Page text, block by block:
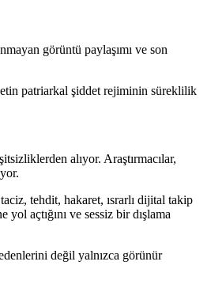
görüntü paylaşımı ve son
patriarkal şiddet rejiminin süreklilik
alıyor. Araştırmacılar,
tehdit, hakaret, ısrarlı dijital takip
açtığını ve sessiz bir dışlama
değil yalnızca görünür